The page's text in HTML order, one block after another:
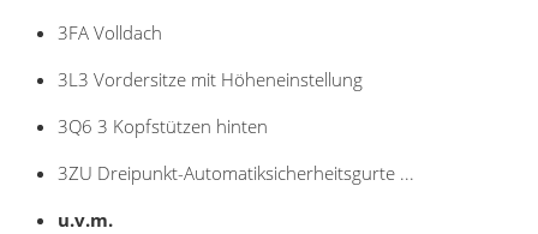
3FA Volldach
3L3 Vordersitze mit Höheneinstellung
3Q6 3 Kopfstützen hinten
3ZU Dreipunkt-Automatiksicherheitsgurte ...
u.v.m.